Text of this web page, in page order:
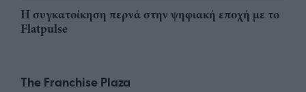
Η συγκατοίκηση περνά στην ψηφιακή εποχή με το
Flatpulse
The Franchise Plaza